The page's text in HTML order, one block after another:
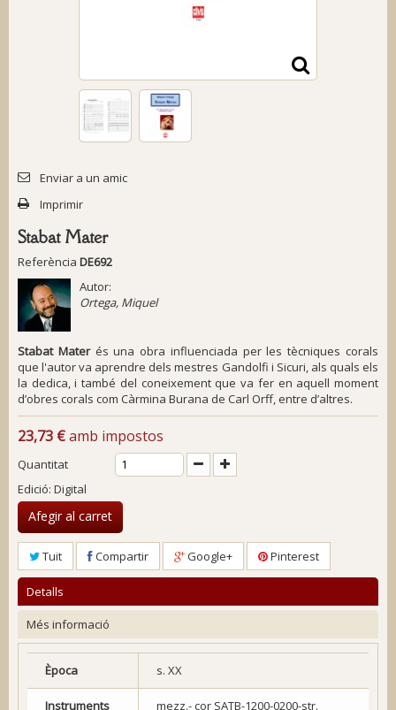
Enviar a un amic
Imprimir
Stabat Mater
Referència DE692
Autor:
Ortega, Miquel
Stabat Materés una obra influenciada per les tècniques corals
que l'autor va aprendre dels mestres Gandolfi i Sicuri, als quals els
la dedica, i també del coneixement que va fer en aquell moment
d’obres corals com Càrmina Burana de Carl Orff, entre d’altres.
23,73 €amb impostos
Quantitat
Edició: Digital
Afegir al carret
Tuit Compartir Google+ Pinterest
Detalls
Més informació
Època s. XX
Instruments mezz.- cor SATB-1200-0200-str.